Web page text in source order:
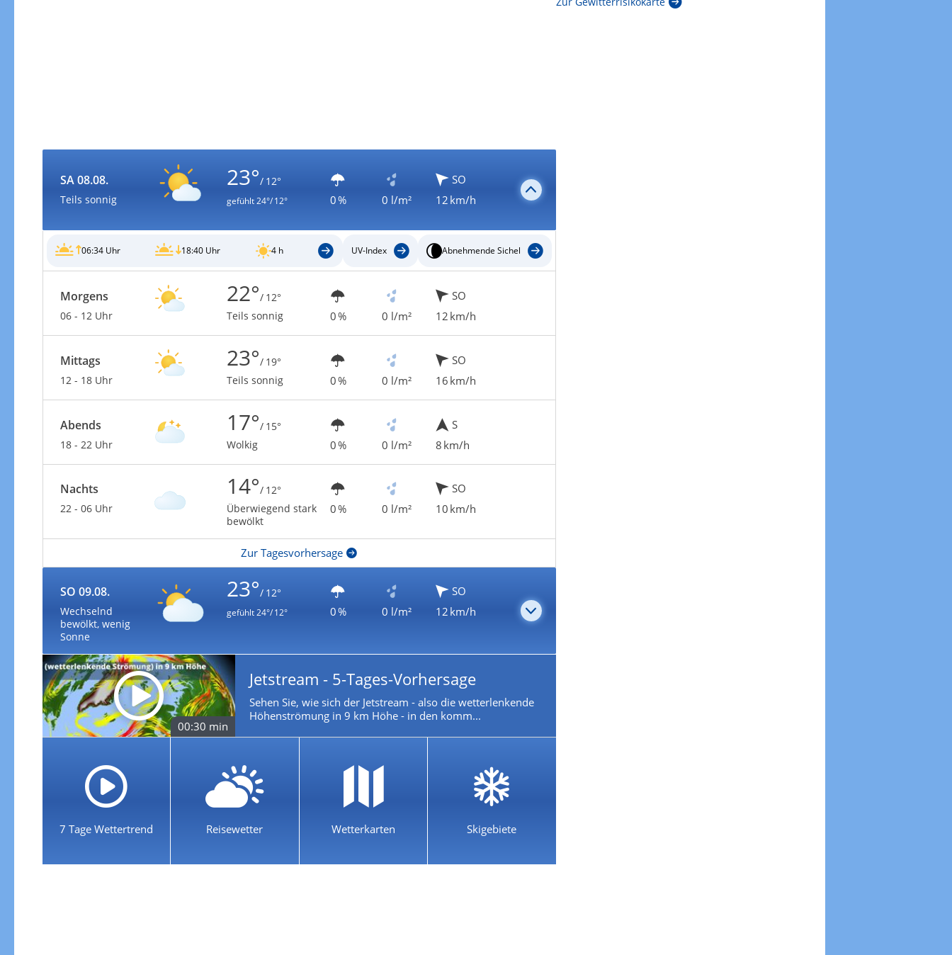
SA 08.08.
Teils sonnig
23°/ 12°
gefühlt24°/ 12° 0 % 0 l/m²
SO
12 km/h
06:34 Uhr 18:40 Uhr 4 h UV-Index Abnehmende Sichel
Morgens
06 - 12 Uhr
22°/ 12°
Teils sonnig
0 % 0 l/m²
SO
12 km/h
Mittags
12 - 18 Uhr
23°/ 19°
Teils sonnig
0 % 0 l/m²
SO
16 km/h
Abends
18 - 22 Uhr
17°/ 15°
Wolkig
0 % 0 l/m²
S
8 km/h
Nachts
22 - 06 Uhr
14°/ 12°
Überwiegend stark
bewölkt
0 % 0 l/m²
SO
10 km/h
Zur Tagesvorhersage
SO 09.08.
Wechselnd
bewölkt, wenig
Sonne
23°/ 12°
gefühlt24°/ 12° 0 % 0 l/m²
SO
12 km/h
00:30 min
Jetstream - 5-Tages-Vorhersage
Sehen Sie, wie sich der Jetstream - also die wetterlenkende
Höhenströmung in 9 km Höhe - in den komm...
7 Tage Wettertrend Reisewetter Wetterkarten Skigebiete